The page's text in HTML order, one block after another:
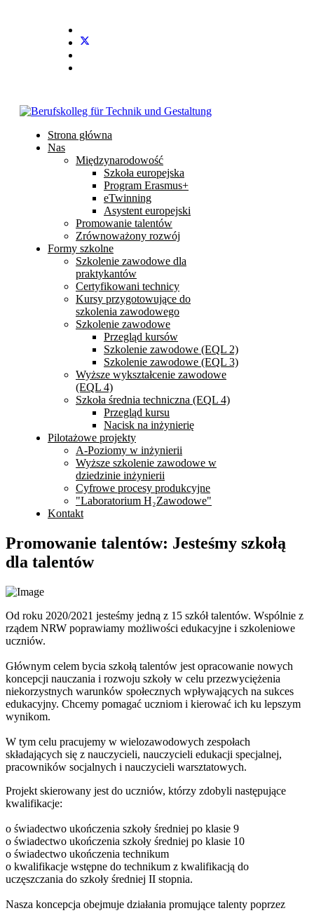
Strona główna
Nas
Międzynarodowość
Szkoła europejska
Program Erasmus+
eTwinning
Asystent europejski
Promowanie talentów
Zrównoważony rozwój
Formy szkolne
Szkolenie zawodowe dla
praktykantów
Certyfikowani technicy
Kursy przygotowujące do
szkolenia zawodowego
Szkolenie zawodowe
Przegląd kursów
Szkolenie zawodowe (EQL 2)
Szkolenie zawodowe (EQL 3)
Wyższe wykształcenie zawodowe
(EQL 4)
Szkoła średnia techniczna (EQL 4)
Przegląd kursu
Nacisk na inżynierię
Pilotażowe projekty
A-Poziomy w inżynierii
Wyższe szkolenie zawodowe w
dziedzinie inżynierii
Cyfrowe procesy produkcyjne
"Laboratorium H₂Zawodowe"
Kontakt
Promowanie talentów: Jesteśmy szkołą
dla talentów
Od roku 2020/2021 jesteśmy jedną z 15 szkół talentów. Wspólnie z
rządem NRW poprawiamy możliwości edukacyjne i szkoleniowe
uczniów.
Głównym celem bycia szkołą talentów jest opracowanie nowych
koncepcji nauczania i rozwoju szkoły w celu przezwyciężenia
niekorzystnych warunków społecznych wpływających na sukces
edukacyjny. Chcemy pomagać uczniom i kierować ich ku lepszym
wynikom.
W tym celu pracujemy w wielozawodowych zespołach
składających się z nauczycieli, nauczycieli edukacji specjalnej,
pracowników socjalnych i nauczycieli warsztatowych.
Projekt skierowany jest do uczniów, którzy zdobyli następujące
kwalifikacje:
o świadectwo ukończenia szkoły średniej po klasie 9
o świadectwo ukończenia szkoły średniej po klasie 10
o świadectwo ukończenia technikum
o kwalifikacje wstępne do technikum z kwalifikacją do
uczęszczania do szkoły średniej II stopnia.
Nasza koncepcja obejmuje działania promujące talenty poprzez